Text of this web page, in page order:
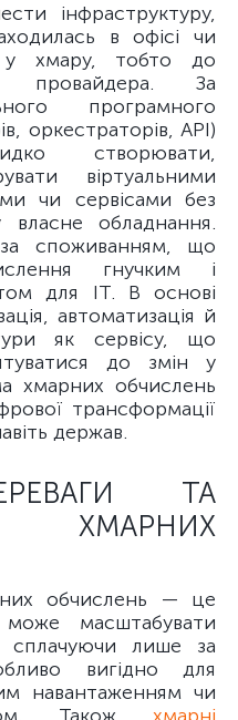
інфраструктуру,
в офісі чи
у хмару, тобто до
провайдера. За
програмного
оркестраторів, API)
створювати,
віртуальними
чи сервісами без
власне обладнання.
споживанням, що
гнучким і
для ІТ. В основі
автоматизація й
як сервісу, що
до змін у
хмарних обчислень
трансформації
держав.
ТА
ХМАРНИХ
обчислень — це
може масштабувати
сплачуючи лише за
вигідно для
навантаженням чи